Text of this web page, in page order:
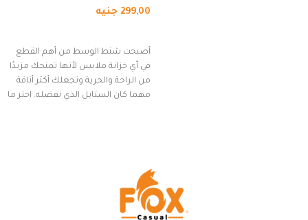
(رمادي)
299,00 جنيه
أصبحت شنط الوسط من أهم القطع
في أي خزانة ملابس لأنها تمنحك مزيدًا
من الراحة والحرية وتجعلك أكثر أناقة
مهما كان الستايل الذي تفضله. اختر ما